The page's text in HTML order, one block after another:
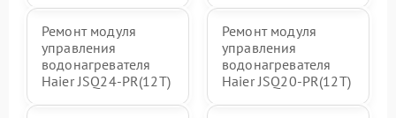
Ремонт модуля
управления
водонагревателя
Haier JSQ24-PR(12T)
Ремонт модуля
управления
водонагревателя
Haier JSQ20-PR(12T)